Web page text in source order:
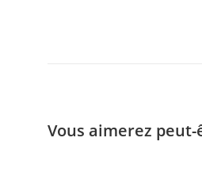
Vous aimerez